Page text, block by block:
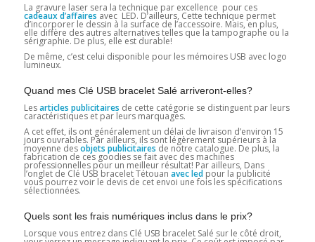
La gravure laser sera la technique par excellence pour ces
cadeaux d’affaires avec LED. D’ailleurs, Cette technique permet
d’incorporer le dessin à la surface de l’accessoire. Mais, en plus,
elle diffère des autres alternatives telles que la tampographe ou la
sérigraphie. De plus, elle est durable!
De même, c’est celui disponible pour les mémoires USB avec logo
lumineux.
Quand mes Clé USB bracelet Salé arriveront-elles?
Lesarticles publicitaires de cette catégorie se distinguent par leurs
caractéristiques et par leurs marquages.
A cet effet, ils ont généralement un délai de livraison d’environ 15
jours ouvrables. Par ailleurs, ils sont légèrement supérieurs à la
moyenne desobjets publicitaires de notre catalogue. De plus, la
fabrication de ces goodies se fait avec des machines
professionnelles pour un meilleur résultat! Par ailleurs, Dans
l’onglet de Clé USB bracelet Tétouan avec ledpour la publicité
vous pourrez voir le devis de cet envoi une fois les spécifications
sélectionnées.
Quels sont les frais numériques inclus dans le prix?
Lorsque vous entrez dans Clé USB bracelet Salé sur le côté droit,